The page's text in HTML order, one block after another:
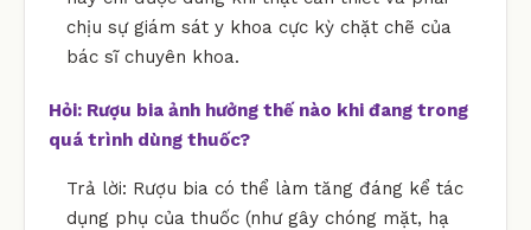
chịu sự giám sát y khoa cực kỳ chặt chẽ của
bác sĩ chuyên khoa.
Hỏi: Rượu bia ảnh hưởng thế nào khi đang trong
quá trình dùng thuốc?
Trả lời: Rượu bia có thể làm tăng đáng kể tác
dụng phụ của thuốc (như gây chóng mặt, hạ